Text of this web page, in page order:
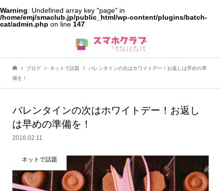
Warning: Undefined array key "page" in
/home/emj/smaclub.jp/public_html/wp-content/plugins/batch-
cat/admin.php on line 147
ブログ ネットで話題
バレンタインの次はホワイトデー！お返しは早めの準
備を！
バレンタインの次はホワイトデー！お返し
は早めの準備を！
2016.02.11
ネットで話題